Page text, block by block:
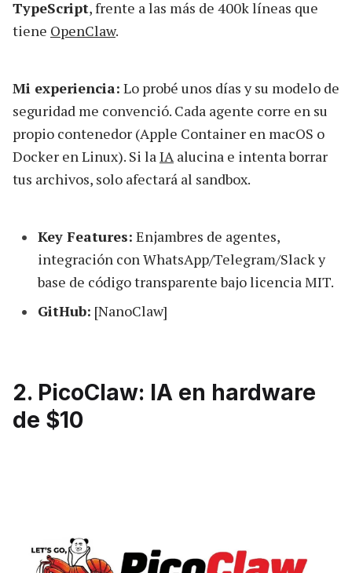
TypeScript, frente a las más de 400k líneas que
tiene OpenClaw.
Mi experiencia: Lo probé unos días y su modelo de
seguridad me convenció. Cada agente corre en su
propio contenedor (Apple Container en macOS o
Docker en Linux). Si la IA alucina e intenta borrar
tus archivos, solo afectará al sandbox.
Key Features: Enjambres de agentes,
integración con WhatsApp/Telegram/Slack y
base de código transparente bajo licencia MIT.
GitHub: [NanoClaw]
2. PicoClaw: IA en hardware
de $10